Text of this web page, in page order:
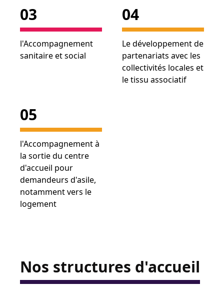
03
l'Accompagnement
sanitaire et social
04
Le développement de
partenariats avec les
collectivités locales et
le tissu associatif
05
l'Accompagnement à
la sortie du centre
d'accueil pour
demandeurs d'asile,
notamment vers le
logement
Nos structures d'accueil